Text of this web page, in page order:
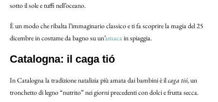
sotto il sole e tuffi nell’oceano.
È un modo che ribalta l’immaginario classico e ti fa scoprire la magia del 25
dicembre in costume da bagno su un’amacain spiaggia.
Catalogna: il caga tió
In Catalogna la tradizione natalizia più amata dai bambini è ilcaga tió, un
tronchetto di legno “nutrito” nei giorni precedenti con dolci e frutta secca.